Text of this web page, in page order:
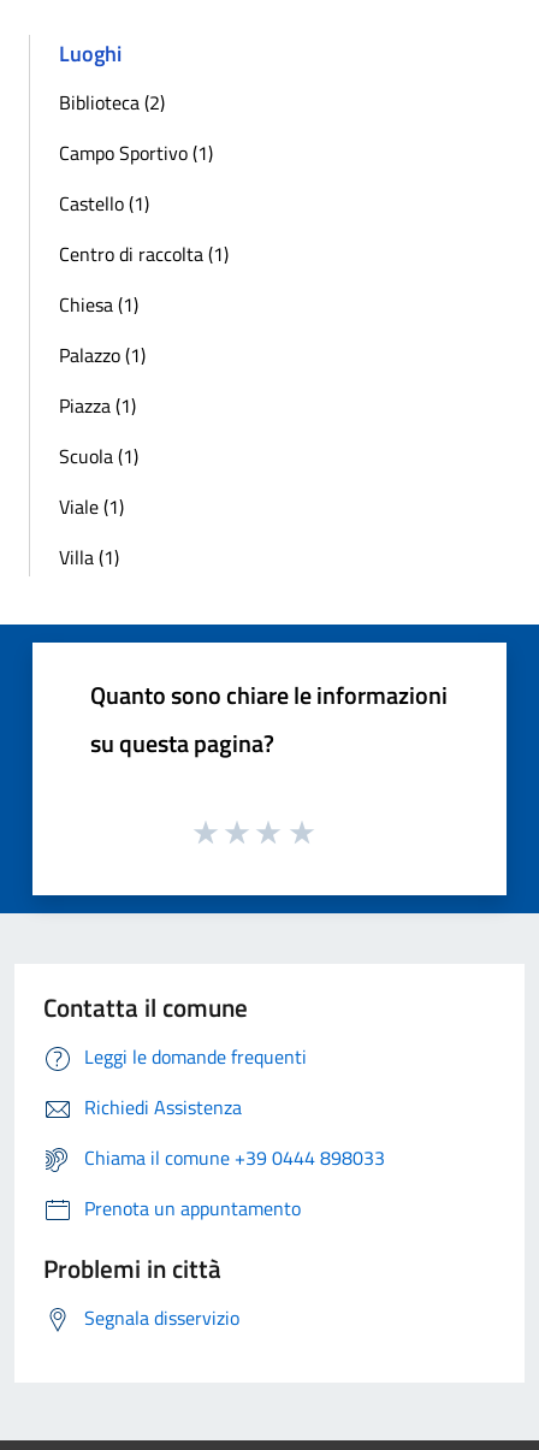
Luoghi
Biblioteca (2)
Campo Sportivo (1)
Castello (1)
Centro di raccolta (1)
Chiesa (1)
Palazzo (1)
Piazza (1)
Scuola (1)
Viale (1)
Villa (1)
Quanto sono chiare le informazioni
su questa pagina?
Contatta il comune
Leggi le domande frequenti
Richiedi Assistenza
Chiama il comune +39 0444 898033
Prenota un appuntamento
Problemi in città
Segnala disservizio